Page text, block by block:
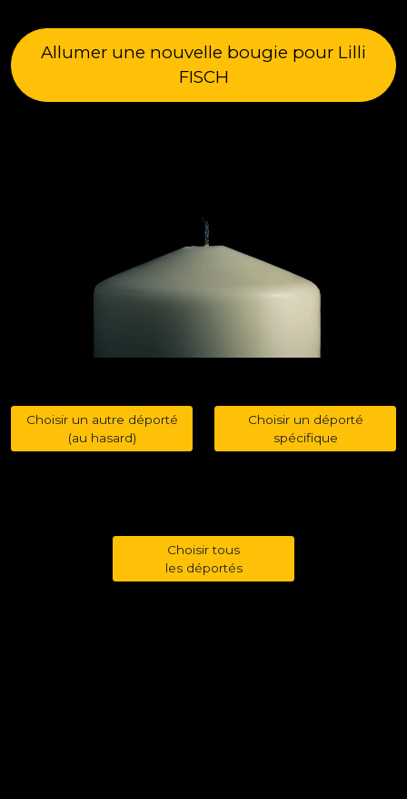
Allumer une nouvelle bougie pour Lilli
FISCH
Choisir un autre déporté
(au hasard)
Choisir un déporté
spécifique
Choisir tous
les déportés